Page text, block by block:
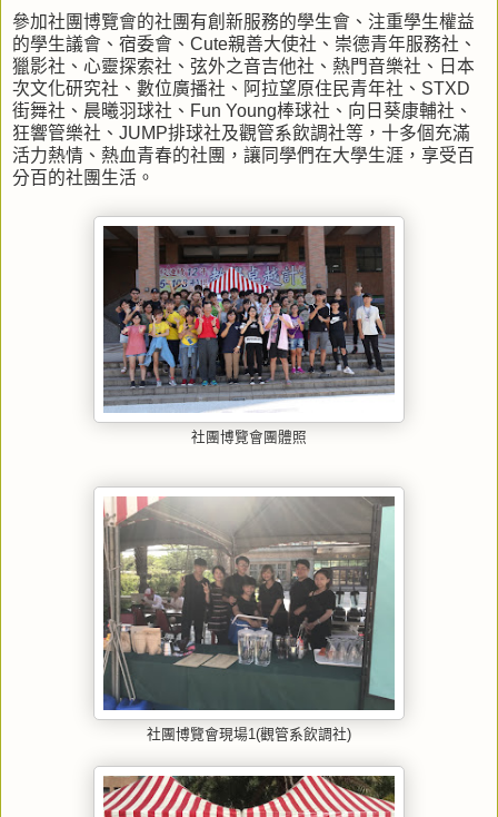
參加社團博覽會的社團有創新服務的學生會、注重學生權益
的學生議會、宿委會、Cute親善大使社、崇德青年服務社、
獵影社、心靈探索社、弦外之音吉他社、熱門音樂社、日本
次文化研究社、數位廣播社、阿拉望原住民青年社、STXD
街舞社、晨曦羽球社、Fun Young棒球社、向日葵康輔社、
狂響管樂社、JUMP排球社及觀管系飲調社等，十多個充滿
活力熱情、熱血青春的社團，讓同學們在大學生涯，享受百
分百的社團生活。
社團博覽會團體照
社團博覽會現場1(觀管系飲調社)